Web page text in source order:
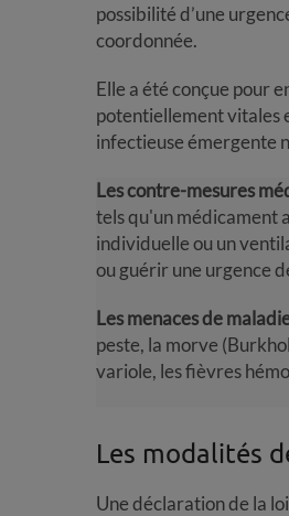
possibilité d’une
coordonnée.
Elle a été conçue pour
potentiellement vitales
infectieuse émergente
Les contre-mesures
tels qu'un médicament
individuelle ou un
ou guérir une urgence
Les menaces de
peste, la morve
variole, les fièvres
Les modalités
Une déclaration de la